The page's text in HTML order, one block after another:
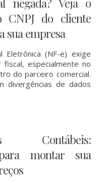
CNPJ do cliente
sua empresa
Eletrônica (NF-e) exige
especialmente no
do parceiro comercial.
divergências de dados
Contábeis:
montar sua